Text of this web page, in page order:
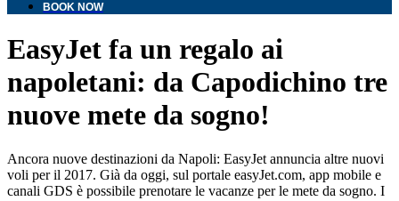
BOOK NOW
EasyJet fa un regalo ai
napoletani: da Capodichino tre
nuove mete da sogno!
Ancora nuove destinazioni da Napoli: EasyJet annuncia altre nuovi
voli per il 2017. Già da oggi, sul portale easyJet.com, app mobile e
canali GDS è possibile prenotare le vacanze per le mete da sogno. I